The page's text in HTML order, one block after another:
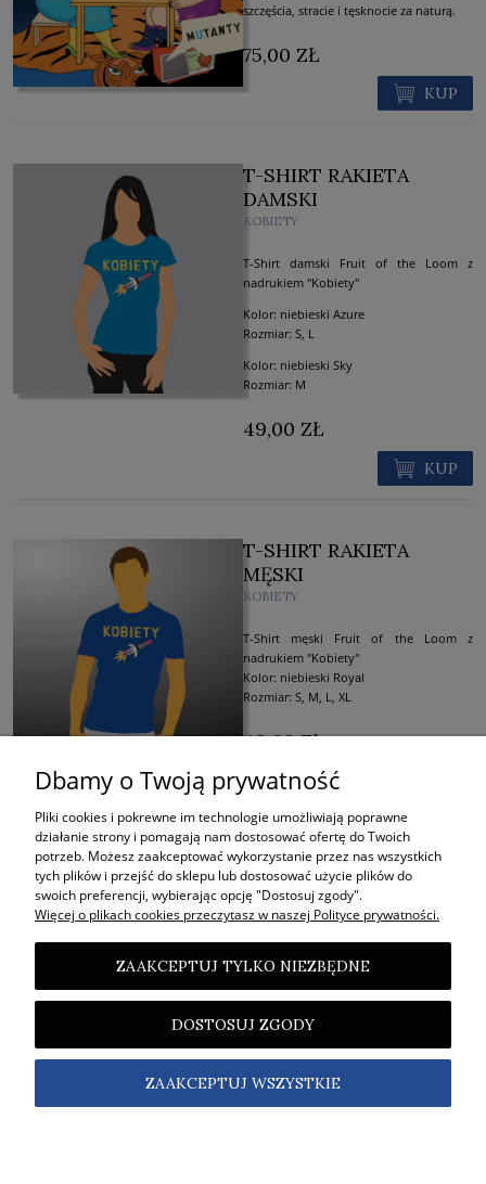
szczęścia, stracie i tęsknocie za naturą.
75,00 ZŁ
KUP
T-SHIRT RAKIETA
DAMSKI
KOBIETY
T-Shirt damski Fruit of the Loom z
nadrukiem "Kobiety"
Kolor: niebieski Azure
Rozmiar: S, L
Kolor: niebieski Sky
Rozmiar: M
49,00 ZŁ
KUP
T-SHIRT RAKIETA
MĘSKI
KOBIETY
T-Shirt męski Fruit of the Loom z
nadrukiem "Kobiety"
Kolor: niebieski Royal
Rozmiar: S, M, L, XL
49,00 ZŁ
STRONY
O SKLEPIE
INFORMACJE
©2011-2026 Thin Man Records. Wszelkie prawa zastrzeżone.
Dbamy o Twoją prywatność
Pliki cookies i pokrewne im technologie umożliwiają poprawne
działanie strony i pomagają nam dostosować ofertę do Twoich
potrzeb. Możesz zaakceptować wykorzystanie przez nas wszystkich
tych plików i przejść do sklepu lub dostosować użycie plików do
swoich preferencji, wybierając opcję "Dostosuj zgody".
Więcej o plikach cookies przeczytasz w naszej Polityce prywatności.
ZAAKCEPTUJ TYLKO NIEZBĘDNE
DOSTOSUJ ZGODY
ZAAKCEPTUJ WSZYSTKIE